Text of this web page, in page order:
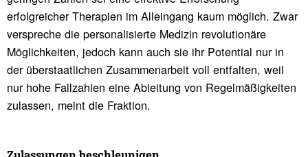
erfolgreicher Therapien im Alleingang kaum möglich. Zwar
verspreche die personalisierte Medizin revolutionäre
Möglichkeiten, jedoch kann auch sie ihr Potential nur in
der überstaatlichen Zusammenarbeit voll entfalten, weil
nur hohe Fallzahlen eine Ableitung von Regelmäßigkeiten
zulassen, meint die Fraktion.